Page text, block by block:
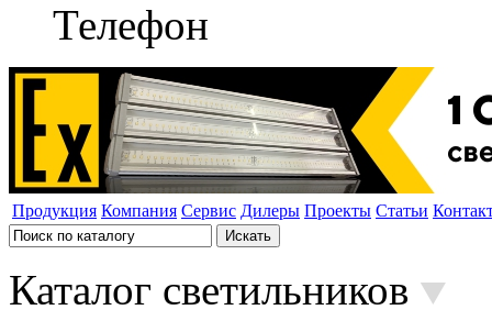
Телефон
Продукция Компания Сервис Дилеры Проекты Статьи
Каталог светильников